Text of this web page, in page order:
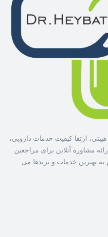
ارتقا کیفیت خدمات دارویی،
مشاوره آنلاین برای مراجعین
بهترین خدمات و برندها می